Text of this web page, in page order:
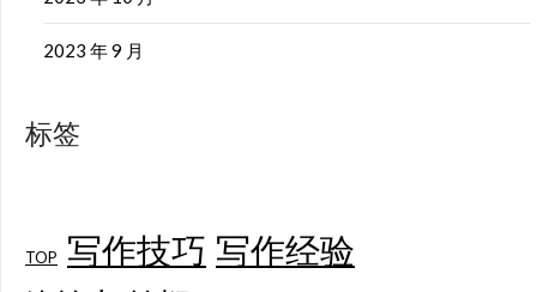
2023 年 9 月
标签
TOP 写作技巧 写作经验